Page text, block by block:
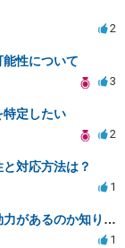
2
性について
3
特定したい
2
対応方法は？
1
慰謝料請求時の不定の証拠について。効力があるのか知りたい。
1